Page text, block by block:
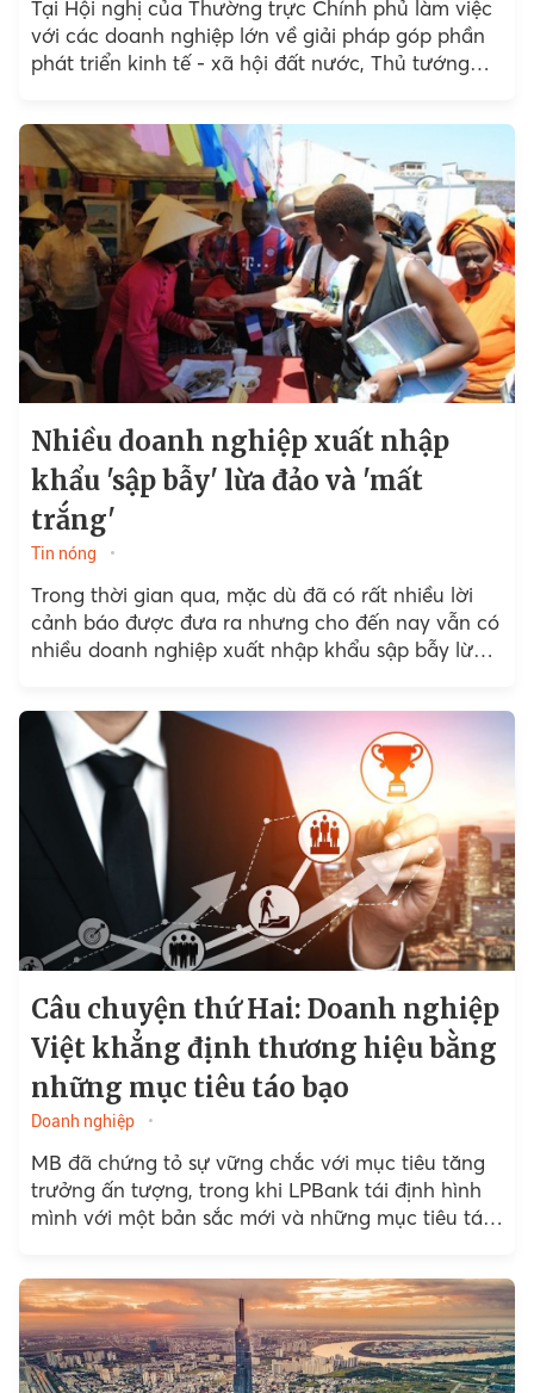
Tại Hội nghị của Thường trực Chính phủ làm việc
với các doanh nghiệp lớn về giải pháp góp phần
phát triển kinh tế - xã hội đất nước, Thủ tướng
Nhiều doanh nghiệp xuất nhập
khẩu 'sập bẫy' lừa đảo và 'mất
trắng'
Tin nóng
Trong thời gian qua, mặc dù đã có rất nhiều lời
cảnh báo được đưa ra nhưng cho đến nay vẫn có
nhiều doanh nghiệp xuất nhập khẩu sập bẫy lừa
Câu chuyện thứ Hai: Doanh nghiệp
Việt khẳng định thương hiệu bằng
những mục tiêu táo bạo
Doanh nghiệp
MB đã chứng tỏ sự vững chắc với mục tiêu tăng
trưởng ấn tượng, trong khi LPBank tái định hình
mình với một bản sắc mới và những mục tiêu táo